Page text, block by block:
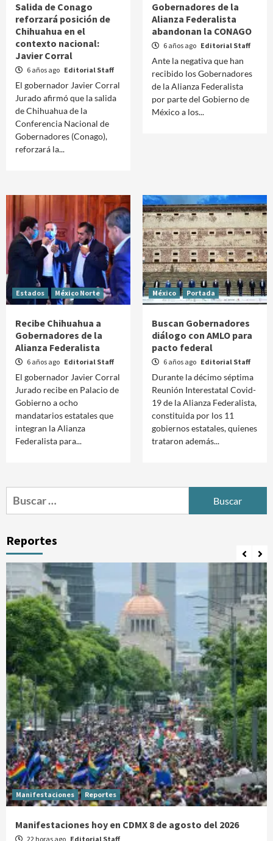
Salida de Conago
reforzará posición de
Chihuahua en el
contexto nacional:
Javier Corral
6 años ago Editorial Staff
El gobernador Javier Corral
Jurado afirmó que la salida
de Chihuahua de la
Conferencia Nacional de
Gobernadores (Conago),
reforzará la...
Gobernadores de la
Alianza Federalista
abandonan la CONAGO
6 años ago Editorial Staff
Ante la negativa que han
recibido los Gobernadores
de la Alianza Federalista
por parte del Gobierno de
México a los...
Estados México Norte
Recibe Chihuahua a
Gobernadores de la
Alianza Federalista
6 años ago Editorial Staff
El gobernador Javier Corral
Jurado recibe en Palacio de
Gobierno a ocho
mandatarios estatales que
integran la Alianza
Federalista para...
México Portada
Buscan Gobernadores
diálogo con AMLO para
pacto federal
6 años ago Editorial Staff
Durante la décimo séptima
Reunión Interestatal Covid-
19 de la Alianza Federalista,
constituida por los 11
gobiernos estatales, quienes
trataron además...
Buscar:
Reportes
Manifestaciones Reportes
Manifestaciones hoy en CDMX 8 de agosto del 2026
22 horas ago Editorial Staff